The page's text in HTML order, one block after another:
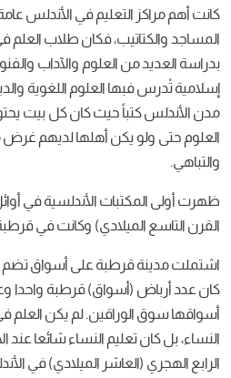
كانت أهم مراكز التعليم في الأندلس
المساجد والكتاتيب، فكان طلاب
بدراسة العديد من العلوم والآداب
إسلامية تْدرس فبها العلوم اللغوية
مدن الأندلس كتباً حيث كان كل بيت
العلوم حتى ولو يكن أهلها لديهم غرض
والتباهي.
ظهرت أولى المكتبات الأندلسية في
القرن التاسع الميلادي) وكانت في
اشتملت مدينة قرطبة على أسواق تضم
كان عدد أرباض (أسواق) قرطبة واحدا
أسواقها سوق الوراقين. لم يكن العلم
النساء، بل كان تعليم النساء شائعا
الرابع الهجري (العاشر الميلادي) في